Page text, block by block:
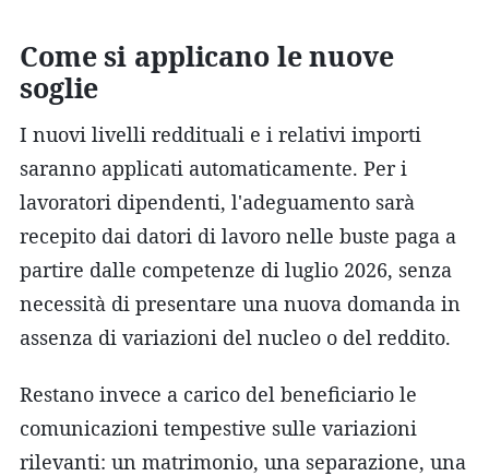
Come si applicano le nuove
soglie
I nuovi livelli reddituali e i relativi importi
saranno applicati automaticamente. Per i
lavoratori dipendenti, l'adeguamento sarà
recepito dai datori di lavoro nelle buste paga a
partire dalle competenze di luglio 2026, senza
necessità di presentare una nuova domanda in
assenza di variazioni del nucleo o del reddito.
Restano invece a carico del beneficiario le
comunicazioni tempestive sulle variazioni
rilevanti: un matrimonio, una separazione, una